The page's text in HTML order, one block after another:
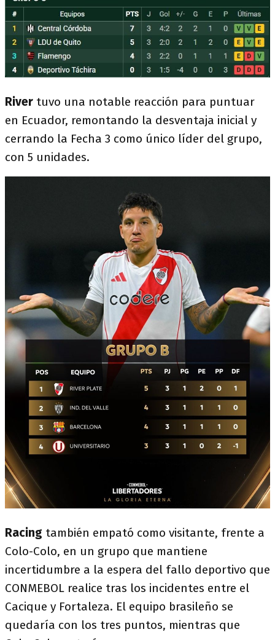
River tuvo una notable reacción para puntuar
en Ecuador, remontando la desventaja inicial y
cerrando la Fecha 3 como único líder del grupo,
con 5 unidades.
Racing también empató como visitante, frente a
Colo-Colo, en un grupo que mantiene
incertidumbre a la espera del fallo deportivo que
CONMEBOL realice tras los incidentes entre el
Cacique y Fortaleza. El equipo brasileño se
quedaría con los tres puntos, mientras que